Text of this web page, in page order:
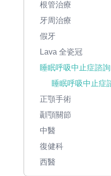
根管治療
牙周治療
假牙
Lava 全瓷冠
睡眠呼吸中止症諮詢
睡眠呼吸中止症
正顎手術
顳顎關節
中醫
復健科
西醫